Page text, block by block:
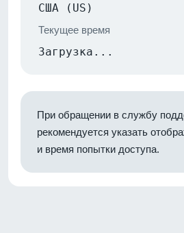
США (US)
Текущее время
Загрузка...
При обращении в службу
рекомендуется указать
и время попытки доступа.